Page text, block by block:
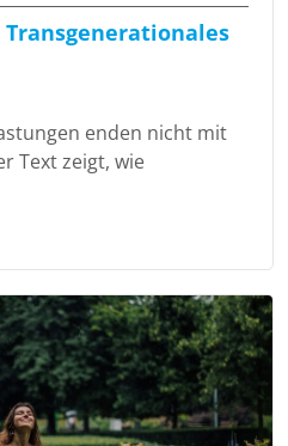
enden nicht mit
Text zeigt, wie